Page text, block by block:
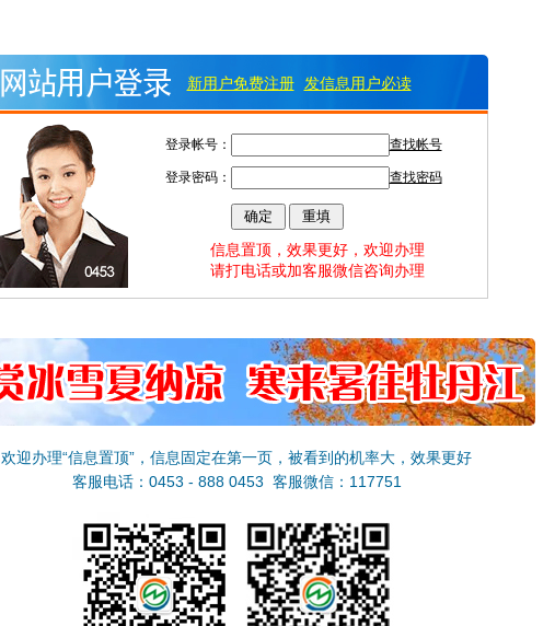
新用户免费注册 发信息用户必读
登录帐号： 查找帐号
登录密码： 查找密码
信息置顶，效果更好，欢迎办理
请打电话或加客服微信咨询办理
欢迎办理“信息置顶”，信息固定在第一页，被看到的机率大，效果更好
客服电话：0453 - 888 0453 客服微信：117751